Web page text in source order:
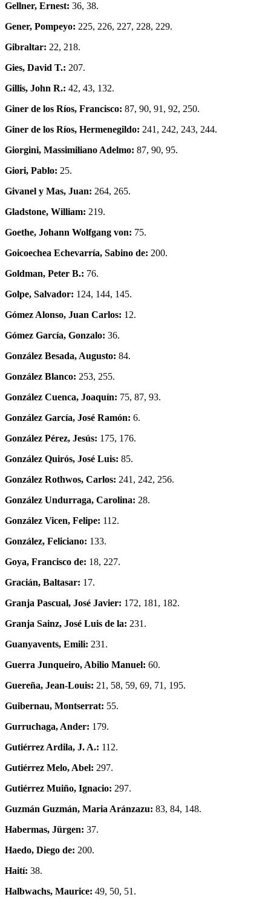
Gellner, Ernest: 36, 38.
Gener, Pompeyo: 225, 226, 227, 228, 229.
Gibraltar: 22, 218.
Gies, David T.: 207.
Gillis, John R.: 42, 43, 132.
Giner de los Ríos, Francisco: 87, 90, 91, 92, 250.
Giner de los Ríos, Hermenegildo: 241, 242, 243, 244.
Giorgini, Massimiliano Adelmo: 87, 90, 95.
Giori, Pablo: 25.
Givanel y Mas, Juan: 264, 265.
Gladstone, William: 219.
Goethe, Johann Wolfgang von: 75.
Goicoechea Echevarría, Sabino de: 200.
Goldman, Peter B.: 76.
Golpe, Salvador: 124, 144, 145.
Gómez Alonso, Juan Carlos: 12.
Gómez García, Gonzalo: 36.
González Besada, Augusto: 84.
González Blanco: 253, 255.
González Cuenca, Joaquín: 75, 87, 93.
González García, José Ramón: 6.
González Pérez, Jesús: 175, 176.
González Quirós, José Luis: 85.
González Rothwos, Carlos: 241, 242, 256.
González Undurraga, Carolina: 28.
González Vicen, Felipe: 112.
González, Feliciano: 133.
Goya, Francisco de: 18, 227.
Gracián, Baltasar: 17.
Granja Pascual, José Javier: 172, 181, 182.
Granja Sainz, José Luis de la: 231.
Guanyavents, Emili: 231.
Guerra Junqueiro, Abilio Manuel: 60.
Guereña, Jean-Louis: 21, 58, 59, 69, 71, 195.
Guibernau, Montserrat: 55.
Gurruchaga, Ander: 179.
Gutiérrez Ardila, J. A.: 112.
Gutiérrez Melo, Abel: 297.
Gutiérrez Muiño, Ignacio: 297.
Guzmán Guzmán, Maria Aránzazu: 83, 84, 148.
Habermas, Jürgen: 37.
Haedo, Diego de: 200.
Haití: 38.
Halbwachs, Maurice: 49, 50, 51.